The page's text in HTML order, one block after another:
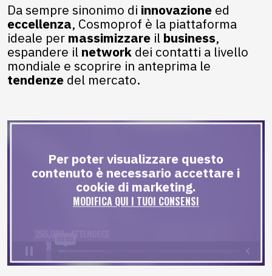
Da sempre sinonimo di innovazione ed
eccellenza, Cosmoprof è la piattaforma
ideale per massimizzare il business,
espandere il network dei contatti a livello
mondiale e scoprire in anteprima le
tendenze del mercato.
Per poter visualizzare questo
contenuto è necessario accettare i
cookie di marketing.
MODIFICA QUI I TUOI CONSENSI